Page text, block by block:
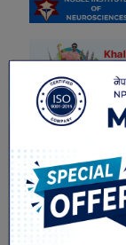
सम्बंधित